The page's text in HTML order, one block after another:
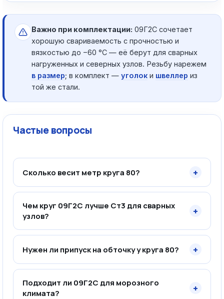
Важно при комплектации: 09Г2С сочетает
хорошую свариваемость с прочностью и
вязкостью до −60 °C — её берут для сварных
нагруженных и северных узлов. Резьбу нарежем
в размер; в комплект — уголок и швеллер из
той же стали.
Частые вопросы
Сколько весит метр круга 80? +
Чем круг 09Г2С лучше Ст3 для сварных
узлов?
+
Нужен ли припуск на обточку у круга 80? +
Подходит ли 09Г2С для морозного
климата?
+